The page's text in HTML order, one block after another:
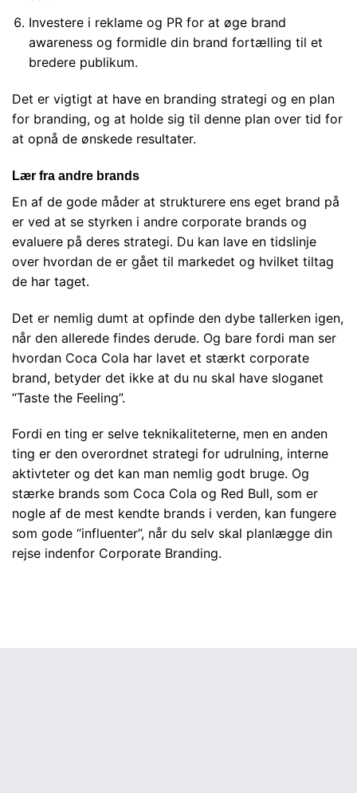
Investere i reklame og PR for at øge brand
awareness og formidle din brand fortælling til et
bredere publikum.
Det er vigtigt at have en branding strategi og en plan
for branding, og at holde sig til denne plan over tid for
at opnå de ønskede resultater.
Lær fra andre brands
En af de gode måder at strukturere ens eget brand på
er ved at se styrken i andre corporate brands og
evaluere på deres strategi. Du kan lave en tidslinje
over hvordan de er gået til markedet og hvilket tiltag
de har taget.
Det er nemlig dumt at opfinde den dybe tallerken igen,
når den allerede findes derude. Og bare fordi man ser
hvordan Coca Cola har lavet et stærkt corporate
brand, betyder det ikke at du nu skal have sloganet
“Taste the Feeling”.
Fordi en ting er selve teknikaliteterne, men en anden
ting er den overordnet strategi for udrulning, interne
aktivteter og det kan man nemlig godt bruge. Og
stærke brands som Coca Cola og Red Bull, som er
nogle af de mest kendte brands i verden, kan fungere
som gode “influenter”, når du selv skal planlægge din
rejse indenfor Corporate Branding.